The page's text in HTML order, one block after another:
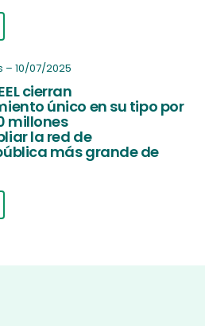
– 10/07/2025
cierran
único en su tipo por
millones
la red de
más grande de